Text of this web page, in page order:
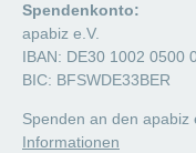
Spendenkonto:
apabiz e.V.
IBAN: DE30 1002 0500
BIC: BFSWDE33BER
Spenden an den apabiz
Informationen